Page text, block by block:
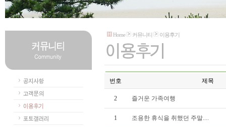
Home 커뮤니티 이용후기
번호 제목
2 즐거운 가족여행
1 조용한 휴식을 취했던 주말....